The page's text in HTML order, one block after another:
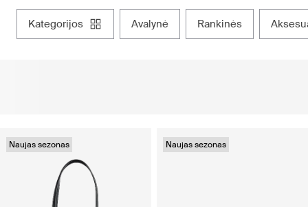
kategorijos avalynė rankinės
Naujas sezonas Naujas sezonas